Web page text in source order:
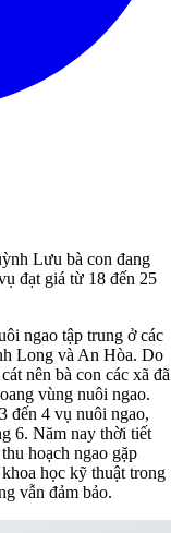
Lưu bà con đang
đạt giá từ 18 đến 25
ngao tập trung ở các
Long và An Hòa. Do
nên bà con các xã đã
vùng nuôi ngao.
đến 4 vụ nuôi ngao,
6. Năm nay thời tiết
hoạch ngao gặp
học kỹ thuật trong
vẫn đảm bảo.